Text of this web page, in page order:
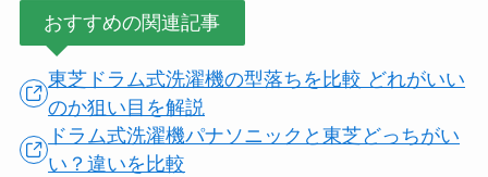
おすすめの関連記事
東芝ドラム式洗濯機の型落ちを比較 どれがいい
のか狙い目を解説
ドラム式洗濯機パナソニックと東芝どっちがい
い？違いを比較